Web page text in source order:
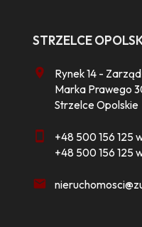
STRZELCE
Rynek 14 -
Marka Prawego
Strzelce Opolskie
+48 500 156 125
+48 500 156 125